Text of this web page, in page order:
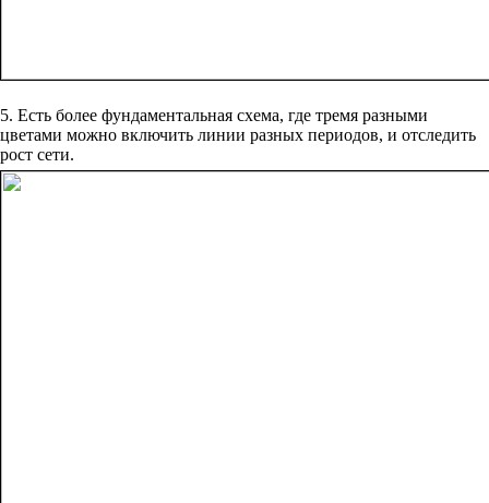
5. Есть более фундаментальная схема, где тремя разными
цветами можно включить линии разных периодов, и отследить
рост сети.